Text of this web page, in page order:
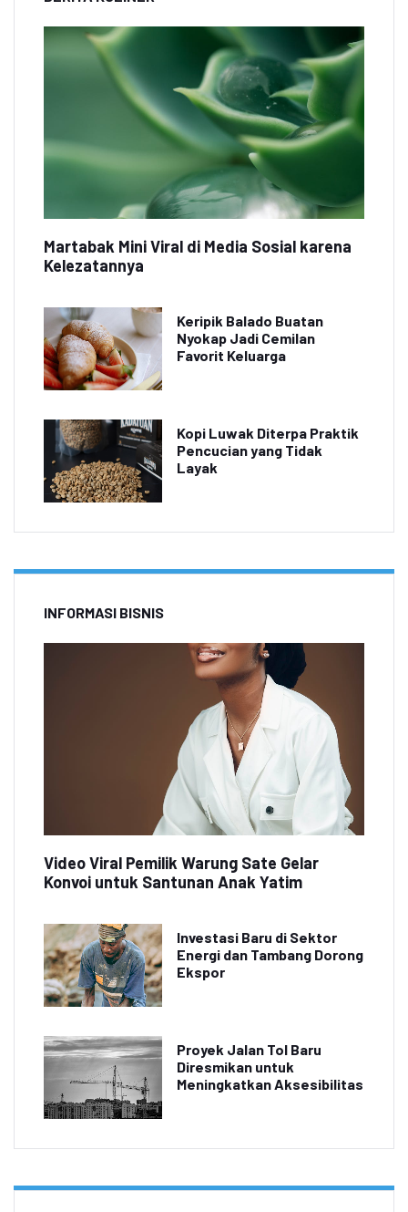
Martabak Mini Viral di Media Sosial karena
Kelezatannya
Keripik Balado Buatan
Nyokap Jadi Cemilan
Favorit Keluarga
Kopi Luwak Diterpa Praktik
Pencucian yang Tidak
Layak
INFORMASI BISNIS
Video Viral Pemilik Warung Sate Gelar
Konvoi untuk Santunan Anak Yatim
Investasi Baru di Sektor
Energi dan Tambang Dorong
Ekspor
Proyek Jalan Tol Baru
Diresmikan untuk
Meningkatkan Aksesibilitas